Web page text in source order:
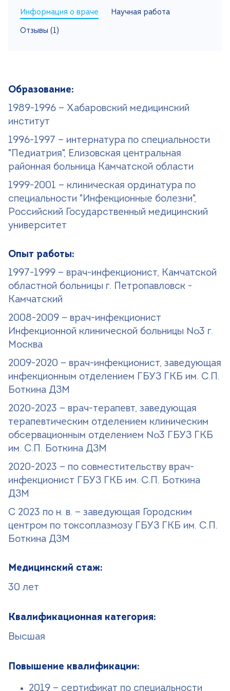
Записаться на прием
Информация о враче Научная работа
Отзывы (1)
Образование:
1989-1996 — Хабаровский медицинский
институт
1996-1997 — интернатура по специальности
"Педиатрия", Елизовская центральная
районная больница Камчатской области
1999-2001 — клиническая ординатура по
специальности "Инфекционные болезни",
Российский Государственный медицинский
университет
Опыт работы:
1997-1999 — врач-инфекционист, Камчатской
областной больницы г. Петропавловск -
Камчатский
2008-2009 — врач-инфекционист
Инфекционной клинической больницы №3 г.
Москва
2009-2020 — врач-инфекционист, заведующая
инфекционным отделением ГБУЗ ГКБ им. С.П.
Боткина ДЗМ
2020-2023 — врач-терапевт, заведующая
терапевтическим отделением клиническим
обсервационным отделением №3 ГБУЗ ГКБ
им. С.П. Боткина ДЗМ
2020-2023 — по совместительству врач-
инфекционист ГБУЗ ГКБ им. С.П. Боткина
ДЗМ
С 2023 по н. в. — заведующая Городским
центром по токсоплазмозу ГБУЗ ГКБ им. С.П.
Боткина ДЗМ
Медицинский стаж:
30 лет
Квалификационная категория:
Высшая
Повышение квалификации:
2019 — сертификат по специальности